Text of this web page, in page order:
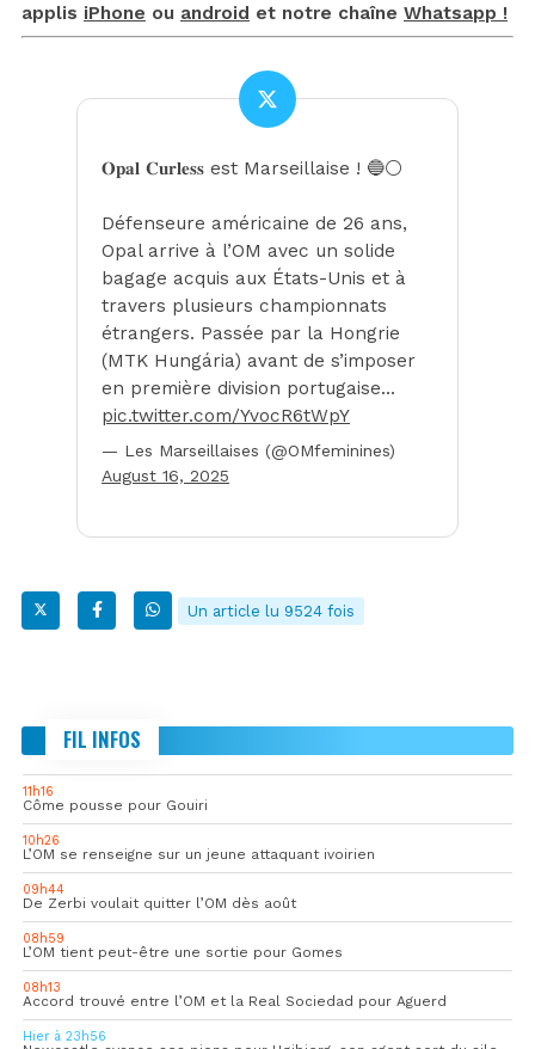
applis iPhone ou android et notre chaîne Whatsapp !
𝐎𝐩𝐚𝐥 𝐂𝐮𝐫𝐥𝐞𝐬𝐬 est Marseillaise ! 🔵⚪️
Défenseure américaine de 26 ans,
Opal arrive à l’OM avec un solide
bagage acquis aux États-Unis et à
travers plusieurs championnats
étrangers. Passée par la Hongrie
(MTK Hungária) avant de s’imposer
en première division portugaise…
pic.twitter.com/YvocR6tWpY
— Les Marseillaises (@OMfeminines)
August 16, 2025
Un article lu 9524 fois
FIL INFOS
11h16
Côme pousse pour Gouiri
10h26
L’OM se renseigne sur un jeune attaquant ivoirien
09h44
De Zerbi voulait quitter l’OM dès août
08h59
L’OM tient peut-être une sortie pour Gomes
08h13
Accord trouvé entre l’OM et la Real Sociedad pour Aguerd
Hier à 23h56